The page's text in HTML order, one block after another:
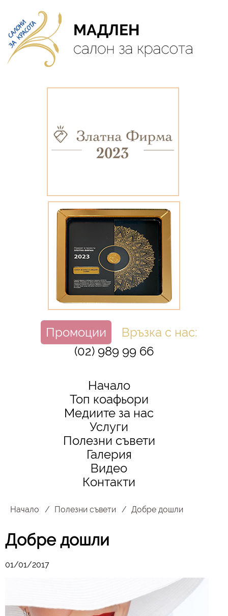
Промоции
Връзка с нас:
(02) 989 99 66
Начало
Топ коафьори
Медиите за нас
Услуги
Полезни съвети
Галерия
Видео
Контакти
Начало Полезни съвети Добре дошли
Добре дошли
01/01/2017